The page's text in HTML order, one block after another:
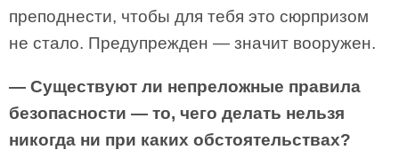
преподнести, чтобы для тебя это сюрпризом
не стало. Предупрежден — значит вооружен.
— Существуют ли непреложные правила
безопасности — то, чего делать нельзя
никогда ни при каких обстоятельствах?